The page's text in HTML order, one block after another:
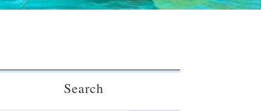
Search